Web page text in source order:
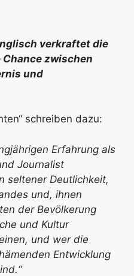
verkraftet die
zwischen
und
schreiben dazu:
Erfahrung als
Journalist
seltener Deutlichkeit,
und, ihnen
der Bevölkerung
und Kultur
und wer die
Entwicklung